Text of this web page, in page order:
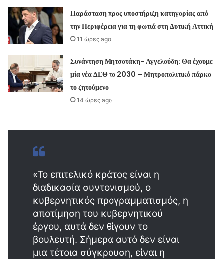
Παράσταση προς υποστήριξη κατηγορίας από
την Περιφέρεια για τη φωτιά στη Δυτική Αττική
11 ώρες ago
Συνάντηση Μητσοτάκη- Αγγελούδη: Θα έχουμε
μία νέα ΔΕΘ το 2030 – Μητροπολιτικό πάρκο
το ζητούμενο
14 ώρες ago
«Το επιτελικό κράτος είναι η
διαδικασία συντονισμού, ο
κυβερνητικός προγραμματισμός, η
αποτίμηση του κυβερνητικού
έργου, αυτά δεν θίγουν το
βουλευτή. Σήμερα αυτό δεν είναι
μια τέτοια σύγκρουση, είναι η